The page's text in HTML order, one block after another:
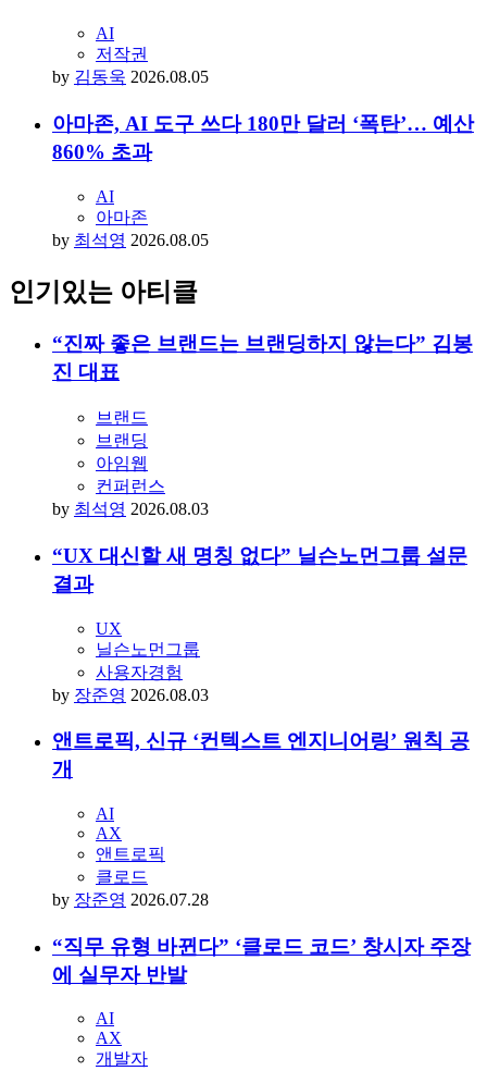
AI
저작권
by 김동욱 2026.08.05
아마존, AI 도구 쓰다 180만 달러 ‘폭탄’… 예산
860% 초과
AI
아마존
by 최석영 2026.08.05
인기있는 아티클
“진짜 좋은 브랜드는 브랜딩하지 않는다” 김봉
진 대표
브랜드
브랜딩
아임웹
컨퍼런스
by 최석영 2026.08.03
“UX 대신할 새 명칭 없다” 닐슨노먼그룹 설문
결과
UX
닐슨노먼그룹
사용자경험
by 장준영 2026.08.03
앤트로픽, 신규 ‘컨텍스트 엔지니어링’ 원칙 공
개
AI
AX
앤트로픽
클로드
by 장준영 2026.07.28
“직무 유형 바뀐다” ‘클로드 코드’ 창시자 주장
에 실무자 반발
AI
AX
개발자